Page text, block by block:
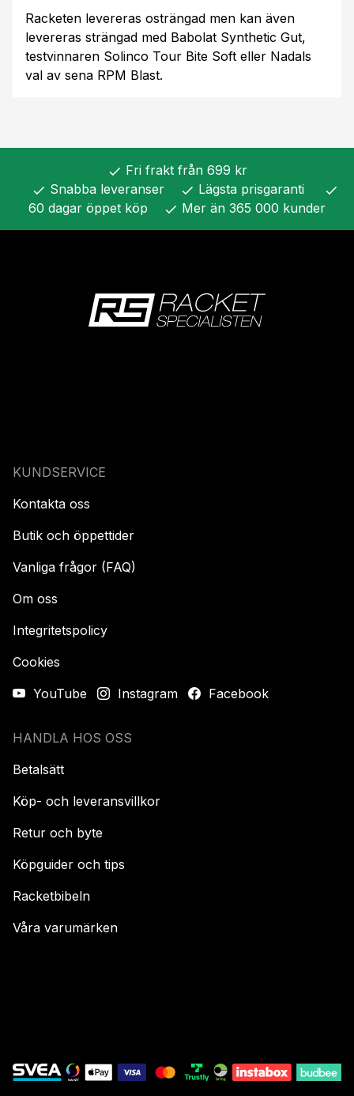
Racketen levereras osträngad men kan även
levereras strängad med Babolat Synthetic Gut,
testvinnaren Solinco Tour Bite Soft eller Nadals
val av sena RPM Blast.
check Fri frakt från 699 kr
check Snabba leveranser check Lägsta prisgaranti check
60 dagar öppet köp check Mer än 365 000 kunder
KUNDSERVICE
Kontakta oss
Butik och öppettider
Vanliga frågor (FAQ)
Om oss
Integritetspolicy
Cookies
YouTube
Instagram Facebook
HANDLA HOS OSS
Betalsätt
Köp- och leveransvillkor
Retur och byte
Köpguider och tips
Racketbibeln
Våra varumärken